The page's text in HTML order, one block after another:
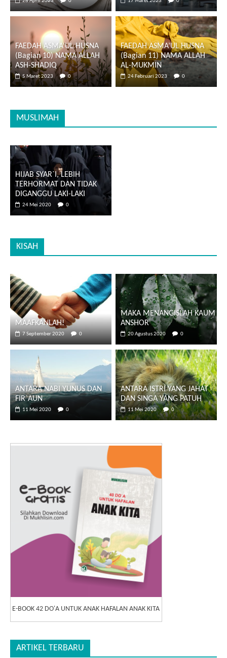
FAEDAH ASMA’UL HUSNA
(Bagian 10) NAMA ALLAH
ASH-SHADIQ
5 Maret 2023 0
FAEDAH ASMA’UL HUSNA
(Bagian 11) NAMA ALLAH
AL-MUKMIN
24 Februari 2023 0
MUSLIMAH
HIJAB SYAR`I, LEBIH
TERHORMAT DAN TIDAK
DIGANGGU LAKI-LAKI
24 Mei 2020 0
KISAH
MAAFKANLAH!
7 September 2020 0
MAKA MENANGISLAH KAUM
ANSHOR
20 Agustus 2020 0
ANTARA NABI YUNUS DAN
FIR`AUN
11 Mei 2020 0
ANTARA ISTRI YANG JAHAT
DAN SINGA YANG PATUH
11 Mei 2020 0
E-BOOK 42 DO'A UNTUK ANAK HAFALAN ANAK KITA
ARTIKEL TERBARU